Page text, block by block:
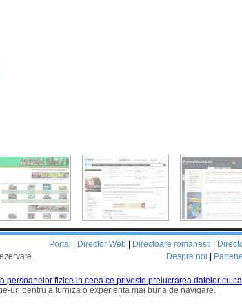
Portal Director Web Directoare romanesti
Despre noi
persoanelor fizice in ceea ce priveste prelucrarea datelor cu
uri pentru a furniza o experienta mai buna de navigare.